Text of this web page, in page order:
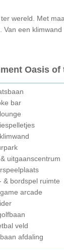
wereld. Met
een
Oasis of
bar
uitgaanscentrum
& bordspel ruimte
arcade
veld
afdaling